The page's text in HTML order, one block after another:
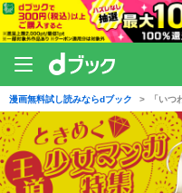
漫画無料試し読みならdブック 「い